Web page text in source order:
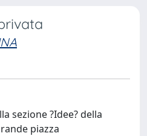
sezione ?Idee? della
piazza